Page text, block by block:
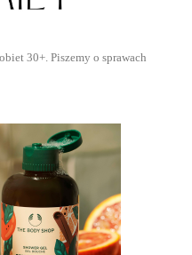
30+. Piszemy o sprawach